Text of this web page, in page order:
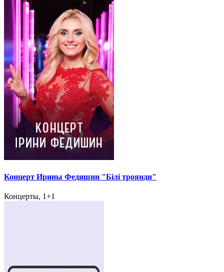
Концерт Ирины Федишин "Білі троянди"
Концерты, 1+1